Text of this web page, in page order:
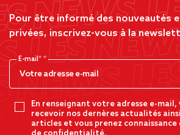
Pour être informé des nouveautés
privées, inscrivez-vous à la
E-mail*
En renseignant votre adresse e-mail,
recevoir nos dernères actualités
articles et vous prenez